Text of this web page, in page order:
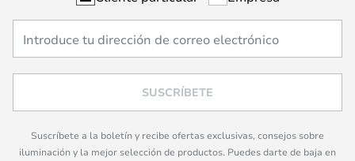
SUSCRÍBETE
Suscríbete a la boletín y recibe ofertas exclusivas, consejos sobre
iluminación y la mejor selección de productos. Puedes darte de baja en